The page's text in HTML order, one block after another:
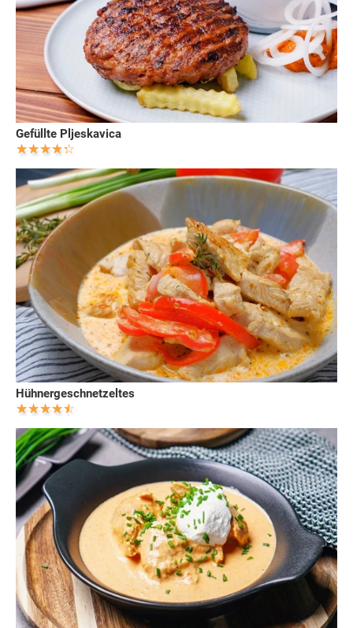
Gefüllte Pljeskavica
Hühnergeschnetzeltes